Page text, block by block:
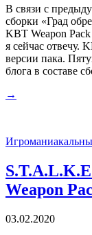
В связи с
сборки «Град
KBT Weapon
я сейчас отвечу.
версии пака.
блога в составе
→
Weapon
03.02.2020